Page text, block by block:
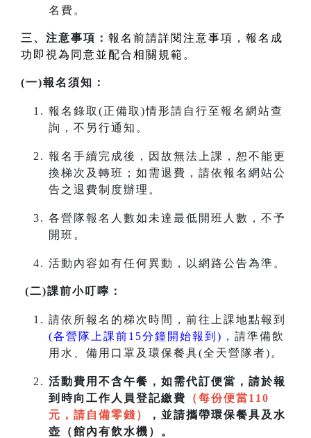
名費。
三、注意事項： 報名前請詳閱注意事項，報名成
功即視為同意並配合相關規範。
(一)報名須知：
報名錄取(正備取)情形請自行至報名網站查
詢，不另行通知。
報名手續完成後，因故無法上課，恕不能更
換梯次及轉班；如需退費，請依報名網站公
告之退費制度辦理。
各營隊報名人數如未達最低開班人數，不予
開班。
活動內容如有任何異動，以網路公告為準。
(二)課前小叮嚀：
請依所報名的梯次時間，前往上課地點報到
(各營隊上課前15分鐘開始報到)， 請準備飲
用水、備用口罩及環保餐具(全天營隊者)。
活動費用不含午餐，如需代訂便當，請於報
到時向工作人員登記繳費
（每份便當110
元，請自備零錢）
，並請攜帶環保餐具及水
壺（館內有飲水機）。